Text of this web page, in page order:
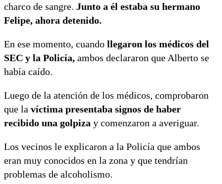
charco de sangre. Junto a él estaba su hermano
Felipe, ahora detenido.
En ese momento, cuando llegaron los médicos del
SEC y la Policía, ambos declararon que Alberto se
había caído.
Luego de la atención de los médicos, comprobaron
que la víctima presentaba signos de haber
recibido una golpiza y comenzaron a averiguar.
Los vecinos le explicaron a la Policía que ambos
eran muy conocidos en la zona y que tendrían
problemas de alcoholismo.